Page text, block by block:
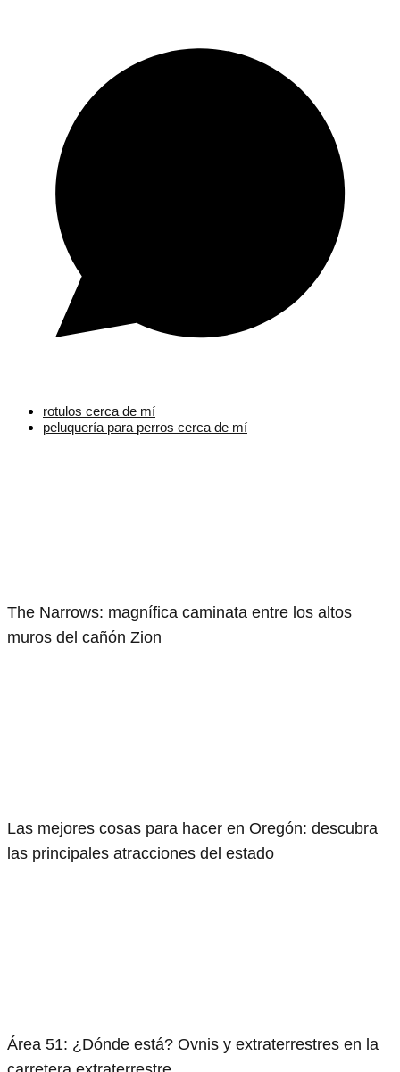
rotulos cerca de mí
peluquería para perros cerca de mí
The Narrows: magnífica caminata entre los altos
muros del cañón Zion
Las mejores cosas para hacer en Oregón: descubra
las principales atracciones del estado
Área 51: ¿Dónde está? Ovnis y extraterrestres en la